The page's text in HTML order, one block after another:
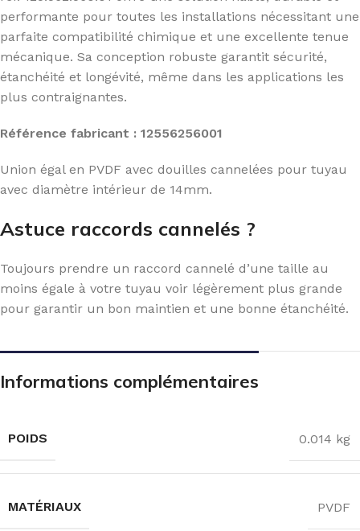
performante pour toutes les installations nécessitant une
parfaite compatibilité chimique et une excellente tenue
mécanique. Sa conception robuste garantit sécurité,
étanchéité et longévité, même dans les applications les
plus contraignantes.
Référence fabricant : 12556256001
Union égal en PVDF avec douilles cannelées pour tuyau
avec diamètre intérieur de 14mm.
Astuce raccords cannelés ?
Toujours prendre un raccord cannelé d’une taille au
moins égale à votre tuyau voir légèrement plus grande
pour garantir un bon maintien et une bonne étanchéité.
Informations complémentaires
POIDS 0.014 kg
MATÉRIAUX PVDF